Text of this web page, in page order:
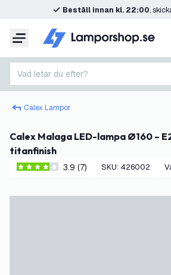
Beställ innan kl. 22:00,
Meny
Vad letar du efter?
Calex Lampor
Calex Malaga LED-lampa Ø160 – E27 – 90 lumen –
titanfinish
3.9 stjärnbetyg3.9 (7) SKU: 426002